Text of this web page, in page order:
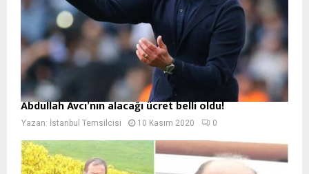
Abdullah Avcı’nın alacağı ücret belli oldu!
Yazan: İstanbul Temsilcisi 10 Kasım 2020 0